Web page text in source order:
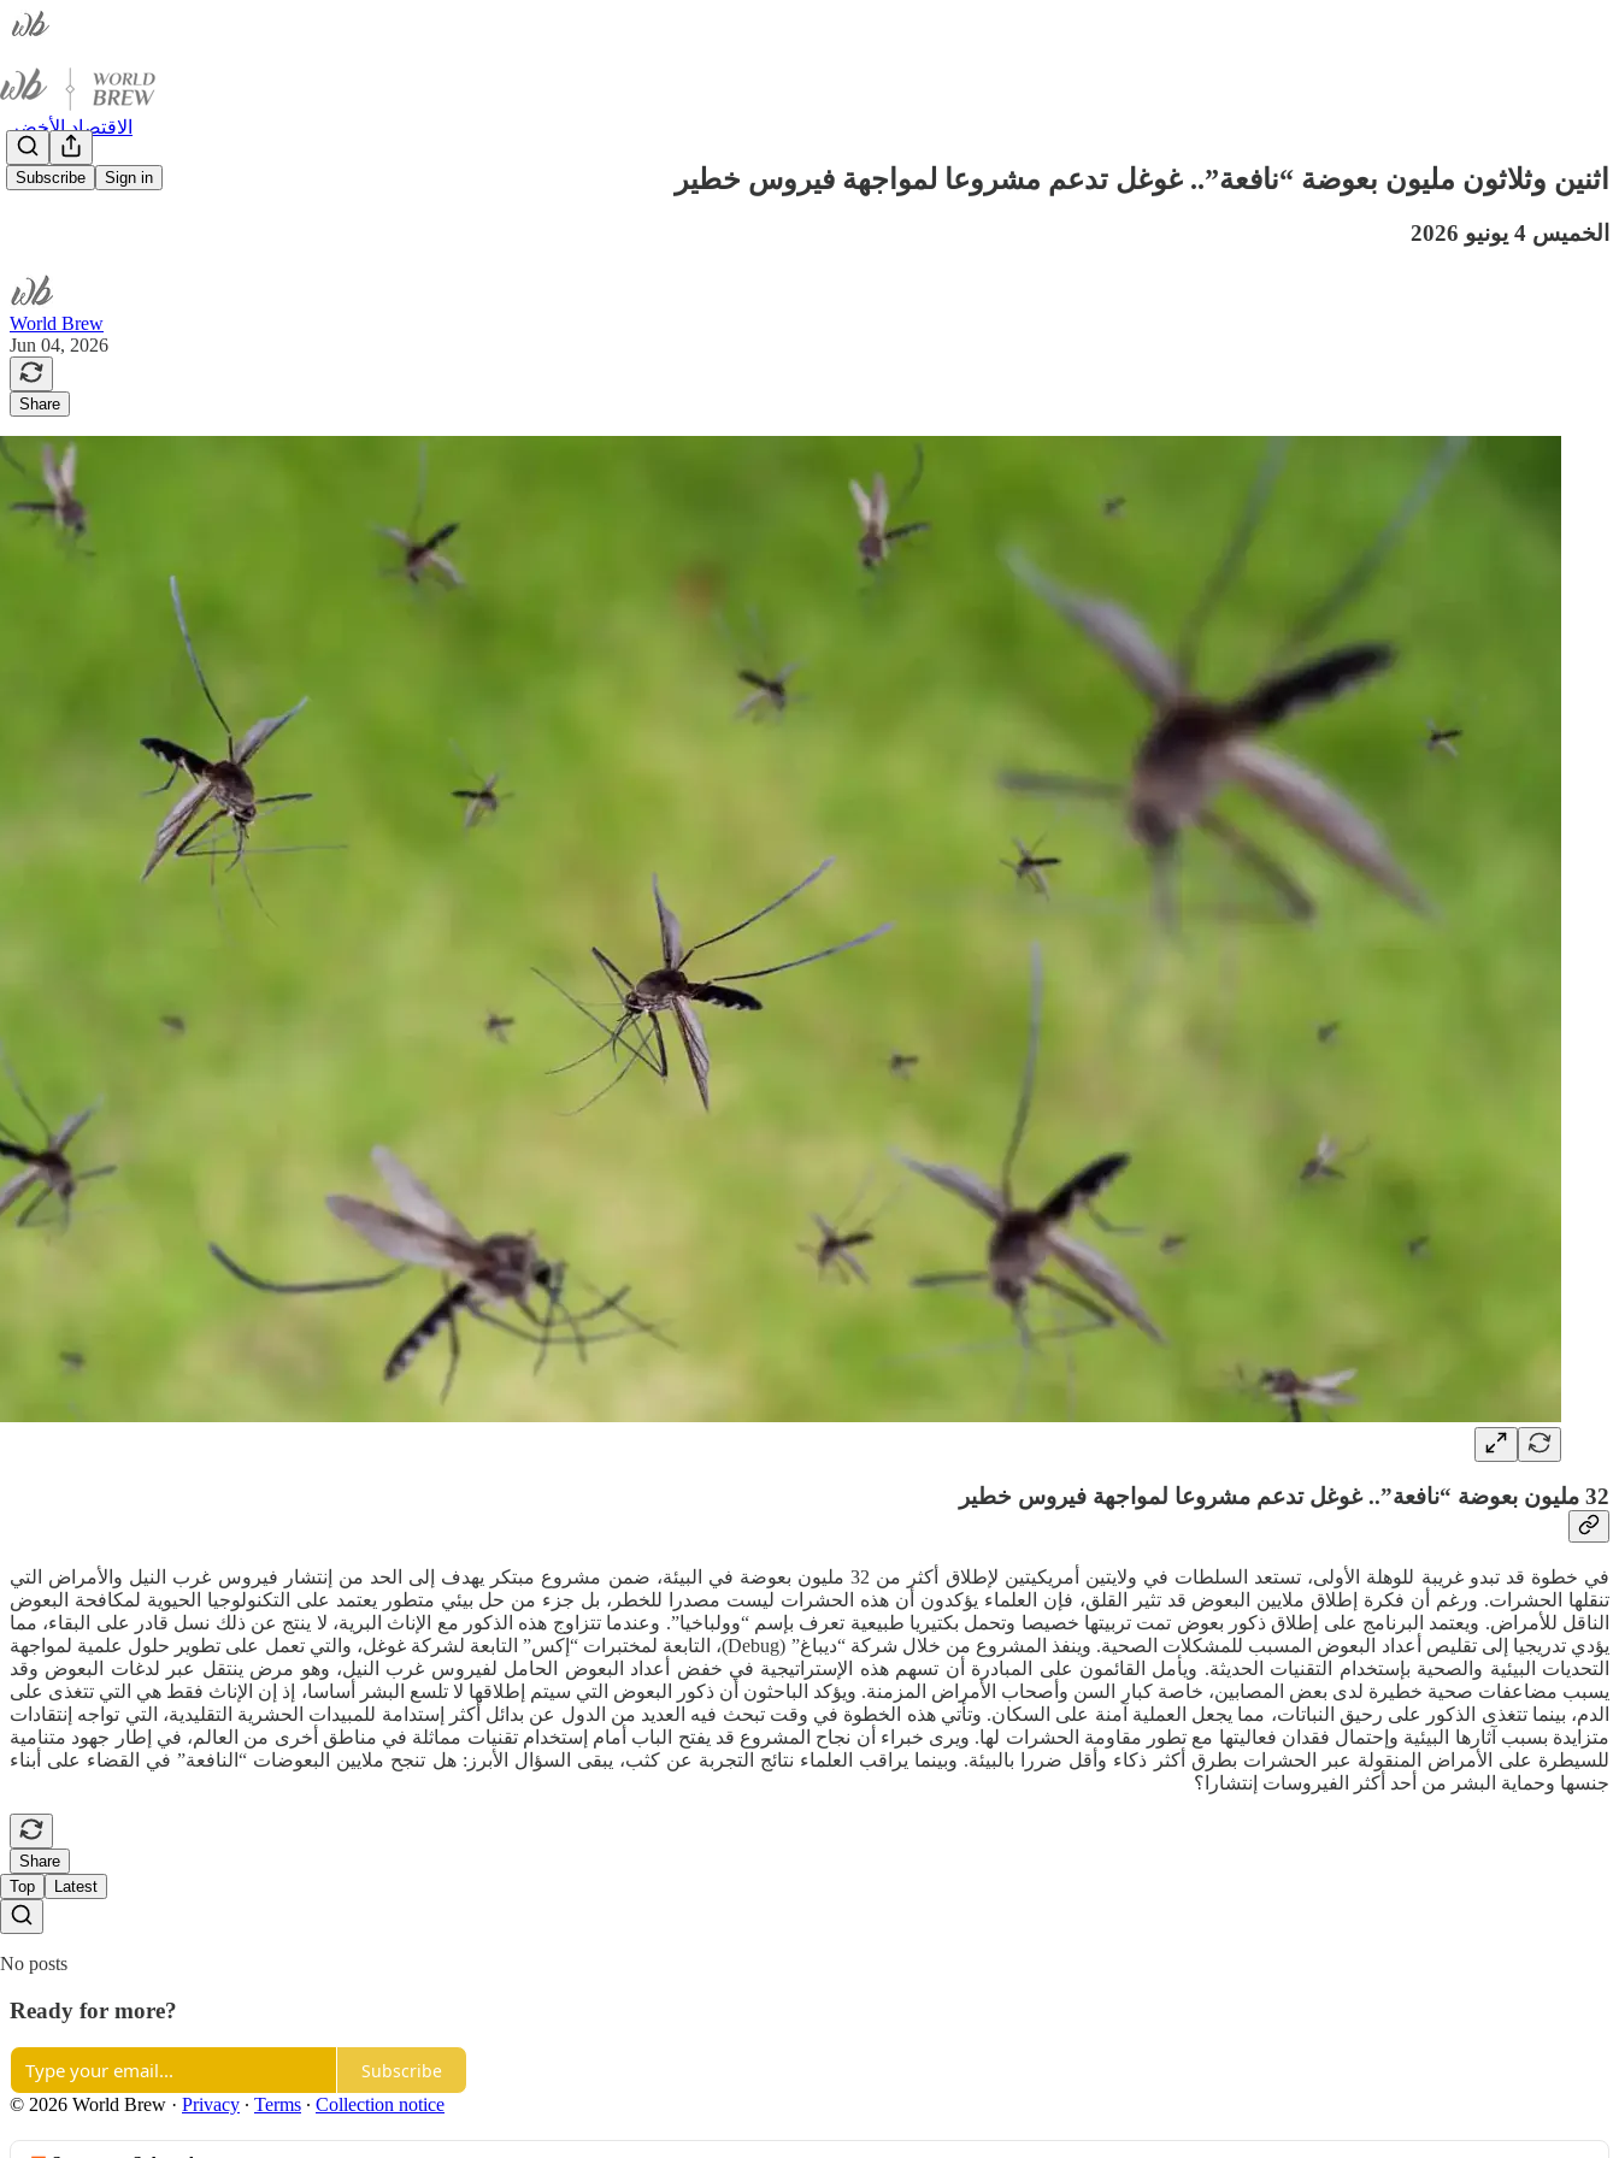
Subscribe Sign in
الاقتصاد الأخضر
اثنين وثلاثون مليون بعوضة “نافعة”.. غوغل تدعم مشروعا لمواجهة فيروس خطير
الخميس 4 يونيو 2026
World Brew
Jun 04, 2026
Share
32 مليون بعوضة “نافعة”.. غوغل تدعم مشروعا لمواجهة فيروس خطير
في خطوة قد تبدو غريبة للوهلة الأولى، تستعد السلطات في ولايتين أمريكيتين لإطلاق أكثر من 32 مليون بعوضة في البيئة، ضمن مشروع مبتكر يهدف إلى الحد من إنتشار فيروس غرب النيل والأمراض التي
تنقلها الحشرات. ورغم أن فكرة إطلاق ملايين البعوض قد تثير القلق، فإن العلماء يؤكدون أن هذه الحشرات ليست مصدرا للخطر، بل جزء من حل بيئي متطور يعتمد على التكنولوجيا الحيوية لمكافحة البعوض
الناقل للأمراض. ويعتمد البرنامج على إطلاق ذكور بعوض تمت تربيتها خصيصا وتحمل بكتيريا طبيعية تعرف بإسم “وولباخيا”. وعندما تتزاوج هذه الذكور مع الإناث البرية، لا ينتج عن ذلك نسل قادر على البقاء، مما
يؤدي تدريجيا إلى تقليص أعداد البعوض المسبب للمشكلات الصحية. وينفذ المشروع من خلال شركة “ديباغ” (Debug)، التابعة لمختبرات “إكس” التابعة لشركة غوغل، والتي تعمل على تطوير حلول علمية لمواجهة
التحديات البيئية والصحية بإستخدام التقنيات الحديثة. ويأمل القائمون على المبادرة أن تسهم هذه الإستراتيجية في خفض أعداد البعوض الحامل لفيروس غرب النيل، وهو مرض ينتقل عبر لدغات البعوض وقد
يسبب مضاعفات صحية خطيرة لدى بعض المصابين، خاصة كبار السن وأصحاب الأمراض المزمنة. ويؤكد الباحثون أن ذكور البعوض التي سيتم إطلاقها لا تلسع البشر أساسا، إذ إن الإناث فقط هي التي تتغذى على
الدم، بينما تتغذى الذكور على رحيق النباتات، مما يجعل العملية آمنة على السكان. وتأتي هذه الخطوة في وقت تبحث فيه العديد من الدول عن بدائل أكثر إستدامة للمبيدات الحشرية التقليدية، التي تواجه إنتقادات
متزايدة بسبب آثارها البيئية وإحتمال فقدان فعاليتها مع تطور مقاومة الحشرات لها. ويرى خبراء أن نجاح المشروع قد يفتح الباب أمام إستخدام تقنيات مماثلة في مناطق أخرى من العالم، في إطار جهود متنامية
للسيطرة على الأمراض المنقولة عبر الحشرات بطرق أكثر ذكاء وأقل ضررا بالبيئة. وبينما يراقب العلماء نتائج التجربة عن كثب، يبقى السؤال الأبرز: هل تنجح ملايين البعوضات “النافعة” في القضاء على أبناء
جنسها وحماية البشر من أحد أكثر الفيروسات إنتشارا؟
Share
Top
Latest
No posts
Ready for more?
Subscribe
© 2026 World Brew · Privacy ∙ Terms ∙ Collection notice